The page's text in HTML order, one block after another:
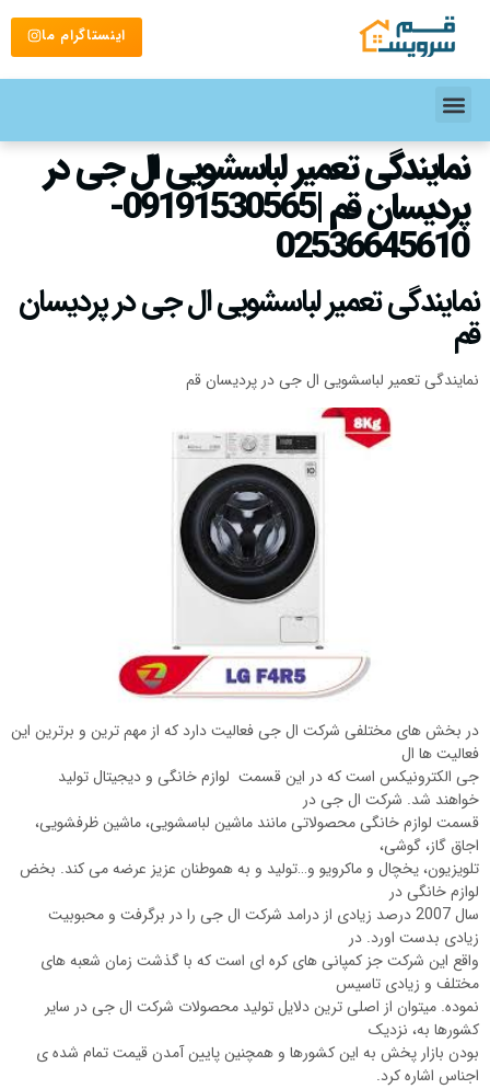
اینستاگرام ما
نمایندگی تعمیر لباسشویی ال جی در
پردیسان قم |09191530565-
02536645610
نمایندگی تعمیر لباسشویی ال جی در پردیسان
قم
نمایندگی تعمیر لباسشویی ال جی در پردیسان قم
در بخش های مختلفی شرکت ال جی فعالیت دارد که از مهم ترین و برترین این
فعالیت ها ال
جی الکترونیکس است که در این قسمت لوازم خانگی و دیجیتال تولید
خواهند شد. شرکت ال جی در
قسمت لوازم خانگی محصولاتی مانند ماشین لباسشویی، ماشین ظرفشویی،
اجاق گاز، گوشی،
تلویزیون، یخچال و ماکرویو و…تولید و به هموطنان عزیز عرضه می کند. بخض
لوازم خانگی در
سال 2007 درصد زیادی از درامد شرکت ال جی را در برگرفت و محبوبیت
زیادی بدست اورد. در
واقع این شرکت جز کمپانی های کره ای است که با گذشت زمان شعبه های
مختلف و زیادی تاسیس
نموده. میتوان از اصلی ترین دلایل تولید محصولات شرکت ال جی در سایر
کشورها به، نزدیک
بودن بازار پخش به این کشورها و همچنین پایین آمدن قیمت تمام شده ی
اجناس اشاره کرد.